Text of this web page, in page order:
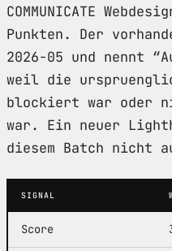
COMMUNICATE
Punkten. Der
2026-05 und nennt
weil die
blockiert war oder
war. Ein neuer
diesem Batch nicht
SIGNAL
Score